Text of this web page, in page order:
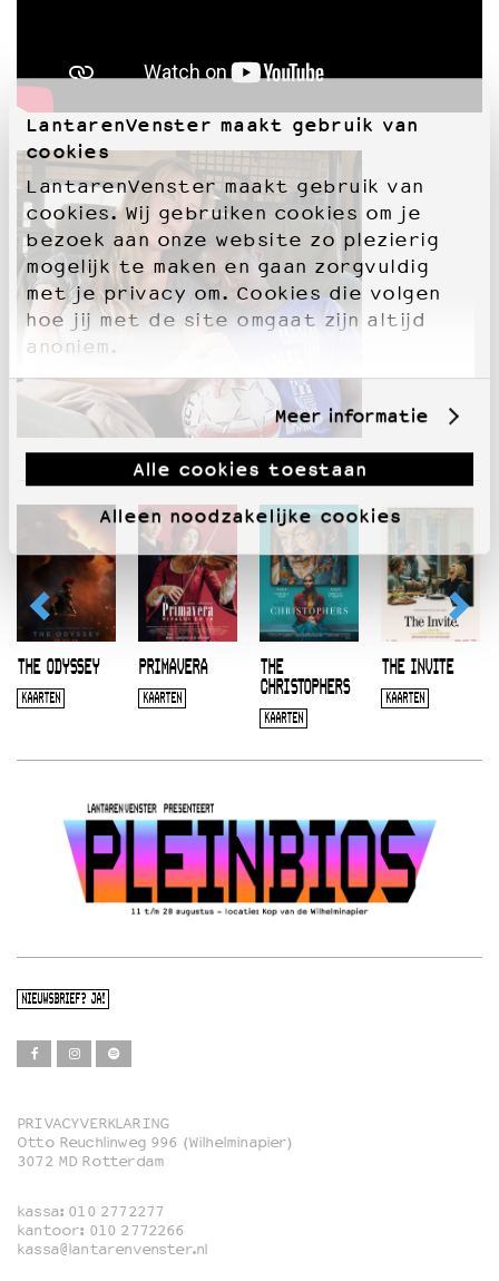
LantarenVenster maakt gebruik van
cookies
LantarenVenster maakt gebruik van
cookies. Wij gebruiken cookies om je
bezoek aan onze website zo plezierig
mogelijk te maken en gaan zorgvuldig
met je privacy om. Cookies die volgen
hoe jij met de site omgaat zijn altijd
anoniem.
Meer informatie
Alle cookies toestaan
Alleen noodzakelijke cookies
Integriteits- en gedragscode
Duurzaamheid
Culturele boycot Israël
Ruimte voor artistieke vrijheid – VNPF
THE ODYSSEY
KAARTEN
PRIMAVERA
KAARTEN
THE
CHRISTOPHERS
KAARTEN
THE INVITE
KAARTEN
NIEUWSBRIEF? JA!
Film
Familie
Film in English
PRIVACYVERKLARING
Otto Reuchlinweg 996 (Wilhelminapier)
3072 MD Rotterdam
kassa: 010 2772277
kantoor: 010 2772266
kassa@lantarenvenster.nl